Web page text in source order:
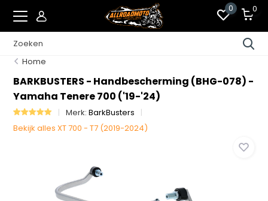
0 0
Home
BARKBUSTERS - Handbescherming (BHG-078) -
Yamaha Tenere 700 ('19-'24)
Merk:BarkBusters
Bekijk alles XT 700 - T7 (2019-2024)